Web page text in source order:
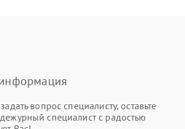
вопрос специалисту, оставьте
специалист с радостью